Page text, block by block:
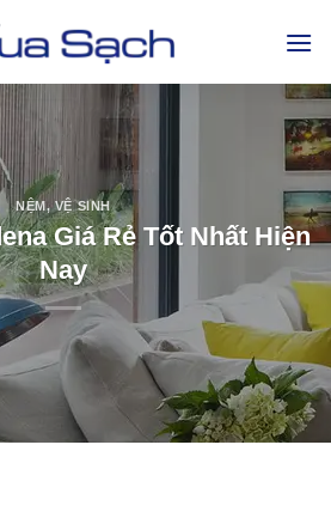
NỆM,VỆ SINH
Giá Rẻ Tốt Nhất Hiện
Nay